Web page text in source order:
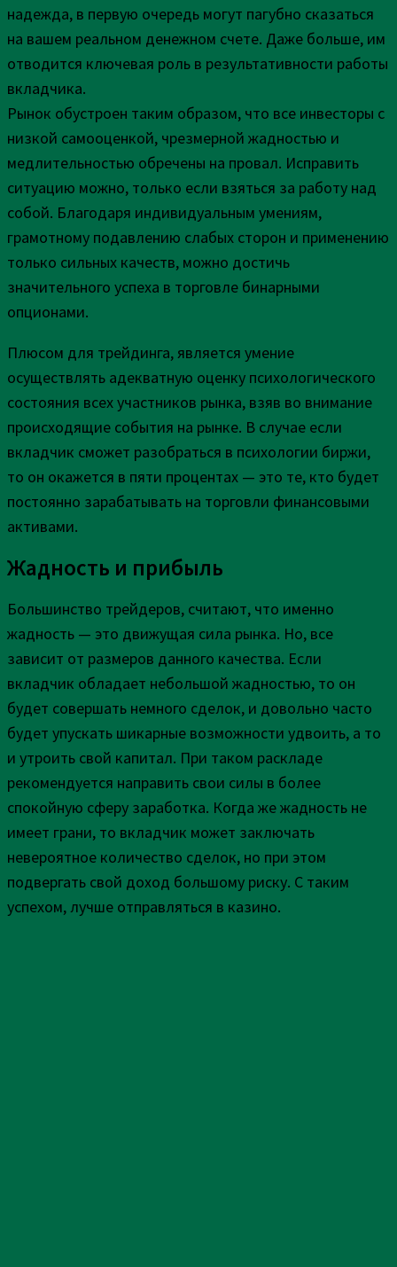
надежда, в первую очередь могут пагубно сказаться
на вашем реальном денежном счете. Даже больше, им
отводится ключевая роль в результативности работы
вкладчика.
Рынок обустроен таким образом, что все инвесторы с
низкой самооценкой, чрезмерной жадностью и
медлительностью обречены на провал. Исправить
ситуацию можно, только если взяться за работу над
собой. Благодаря индивидуальным умениям,
грамотному подавлению слабых сторон и применению
только сильных качеств, можно достичь
значительного успеха в торговле бинарными
опционами.
Плюсом для трейдинга, является умение
осуществлять адекватную оценку психологического
состояния всех участников рынка, взяв во внимание
происходящие события на рынке. В случае если
вкладчик сможет разобраться в психологии биржи,
то он окажется в пяти процентах — это те, кто будет
постоянно зарабатывать на торговли финансовыми
активами.
Жадность и прибыль
Большинство трейдеров, считают, что именно
жадность — это движущая сила рынка. Но, все
зависит от размеров данного качества. Если
вкладчик обладает небольшой жадностью, то он
будет совершать немного сделок, и довольно часто
будет упускать шикарные возможности удвоить, а то
и утроить свой капитал. При таком раскладе
рекомендуется направить свои силы в более
спокойную сферу заработка. Когда же жадность не
имеет грани, то вкладчик может заключать
невероятное количество сделок, но при этом
подвергать свой доход большому риску. С таким
успехом, лучше отправляться в казино.